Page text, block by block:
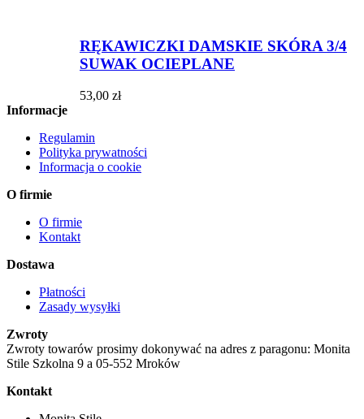
RĘKAWICZKI DAMSKIE SKÓRA 3/4
SUWAK OCIEPLANE
53,00 zł
Informacje
Regulamin
Polityka prywatności
Informacja o cookie
O firmie
O firmie
Kontakt
Dostawa
Płatności
Zasady wysyłki
Zwroty
Zwroty towarów prosimy dokonywać na adres z paragonu: Monita
Stile Szkolna 9 a 05-552 Mroków
Kontakt